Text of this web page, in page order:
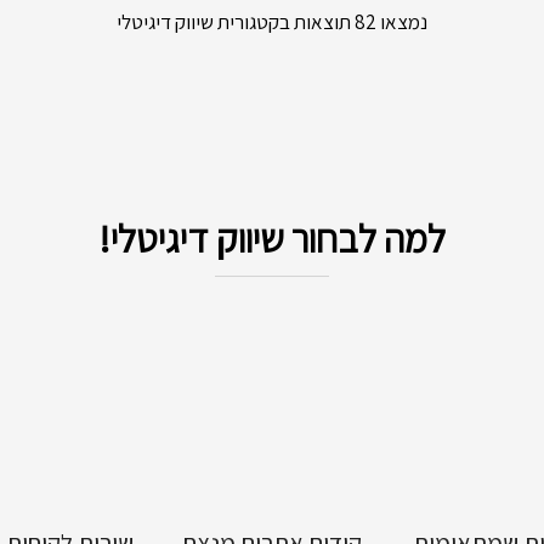
נמצאו 82 תוצאות בקטגורית שיווק דיגיטלי
למה לבחור שיווק דיגיטלי!